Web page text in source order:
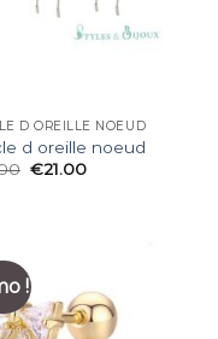
D OREILLE NOEUD
d oreille noeud
€21.00
!